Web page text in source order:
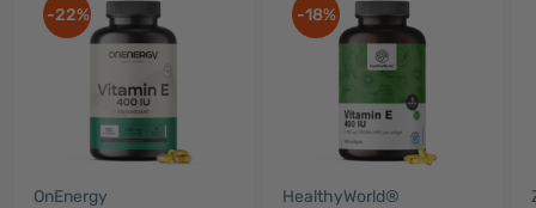
-22%
OnEnergy
-18%
HealthyWorld®